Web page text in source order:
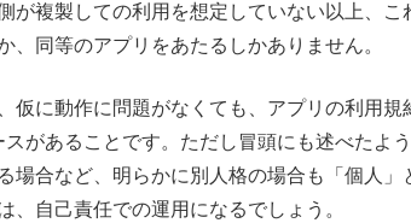
が複製しての利用を想定していない以上、
、同等のアプリをあたるしかありません。
仮に動作に問題がなくても、アプリの利用規
スがあることです。ただし冒頭にも述べたよ
場合など、明らかに別人格の場合も「個人
、自己責任での運用になるでしょう。